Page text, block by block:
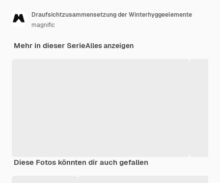
Draufsichtzusammensetzung der Winterhyggeelemente
magnific
Mehr in dieser SerieAlles anzeigen
Diese Fotos könnten dir auch gefallen